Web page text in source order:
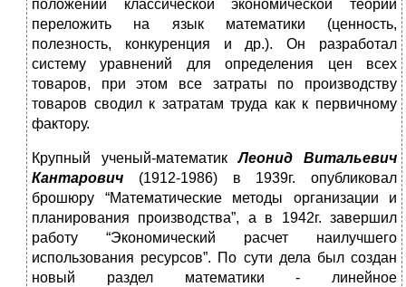
положений классической экономической теории
переложить на язык математики (ценность,
полезность, конкуренция и др.). Он разработал
систему уравнений для определения цен всех
товаров, при этом все затраты по производству
товаров сводил к затратам труда как к первичному
фактору.
Крупный ученый-математикЛеонид Витальевич
Кантарович (1912-1986) в 1939г. опубликовал
брошюру “Математические методы организации и
планирования производства”, а в 1942г. завершил
работу “Экономический расчет наилучшего
использования ресурсов”. По сути дела был создан
новый раздел математики - линейное